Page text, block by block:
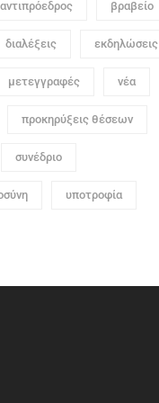
αντιπρόεδρος βραβείο
διαλέξεις εκδηλώσεις
μετεγγραφές νέα
προκηρύξεις θέσεων
συνέδριο
υποτροφία